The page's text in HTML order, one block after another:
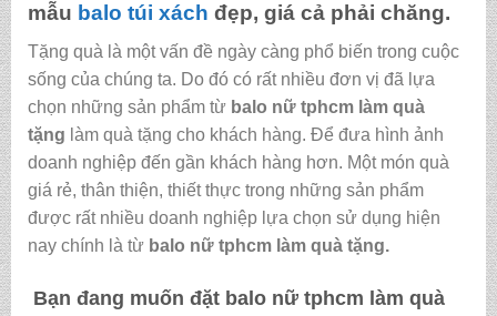
mẫu balo túi xách đẹp, giá cả phải chăng.
Tặng quà là một vấn đề ngày càng phổ biến trong cuộc
sống của chúng ta. Do đó có rất nhiều đơn vị đã lựa
chọn những sản phẩm từ balo nữ tphcm làm quà
tặng làm quà tặng cho khách hàng. Để đưa hình ảnh
doanh nghiệp đến gần khách hàng hơn. Một món quà
giá rẻ, thân thiện, thiết thực trong những sản phẩm
được rất nhiều doanh nghiệp lựa chọn sử dụng hiện
nay chính là từ balo nữ tphcm làm quà tặng.
Bạn đang muốn đặt balo nữ tphcm làm quà